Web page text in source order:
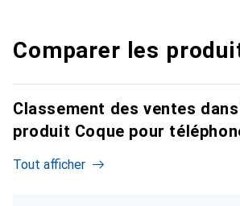
Comparer les
Classement des ventes
produit Coque pour
Tout afficher